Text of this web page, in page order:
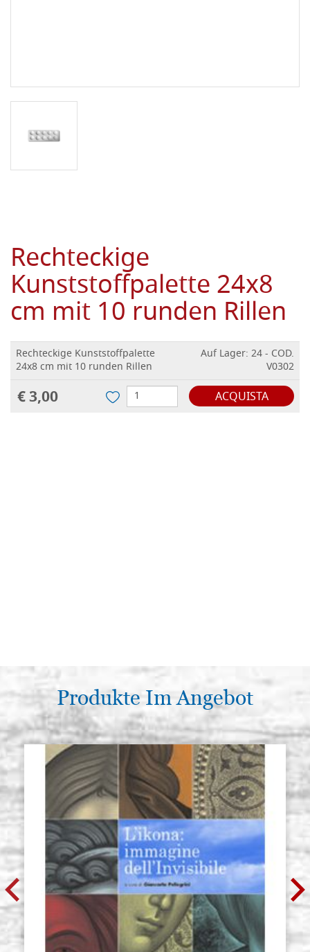
Rechteckige
Kunststoffpalette 24x8
cm mit 10 runden Rillen
Rechteckige Kunststoffpalette
24x8 cm mit 10 runden Rillen
Auf Lager: 24 - COD.
V0302
€ 3,00 ACQUISTA
Produkte Im Angebot